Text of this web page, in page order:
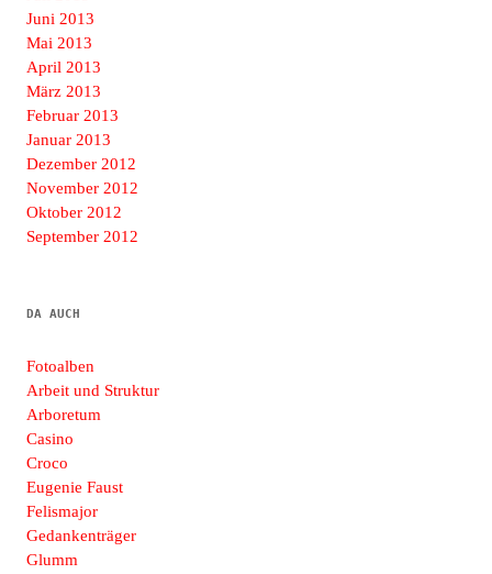
Juni 2013
Mai 2013
April 2013
März 2013
Februar 2013
Januar 2013
Dezember 2012
November 2012
Oktober 2012
September 2012
DA AUCH
Fotoalben
Arbeit und Struktur
Arboretum
Casino
Croco
Eugenie Faust
Felismajor
Gedankenträger
Glumm